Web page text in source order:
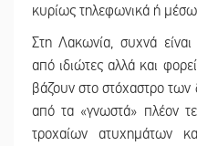
κυρίως τηλεφωνικά ή μέσω
Στη Λακωνία, συχνά
από ιδιώτες αλλά και
βάζουν στο στόχαστρο
από τα «γνωστά» πλέον
τροχαίων ατυχημάτων